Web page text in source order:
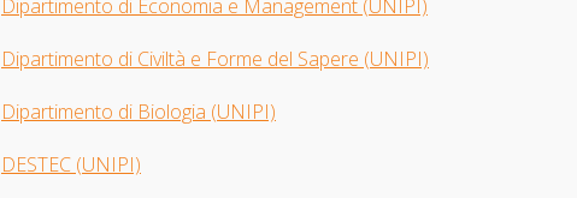
Dipartimento di Economia e Management (UNIPI)
Dipartimento di Civiltà e Forme del Sapere (UNIPI)
Dipartimento di Biologia (UNIPI)
DESTEC (UNIPI)